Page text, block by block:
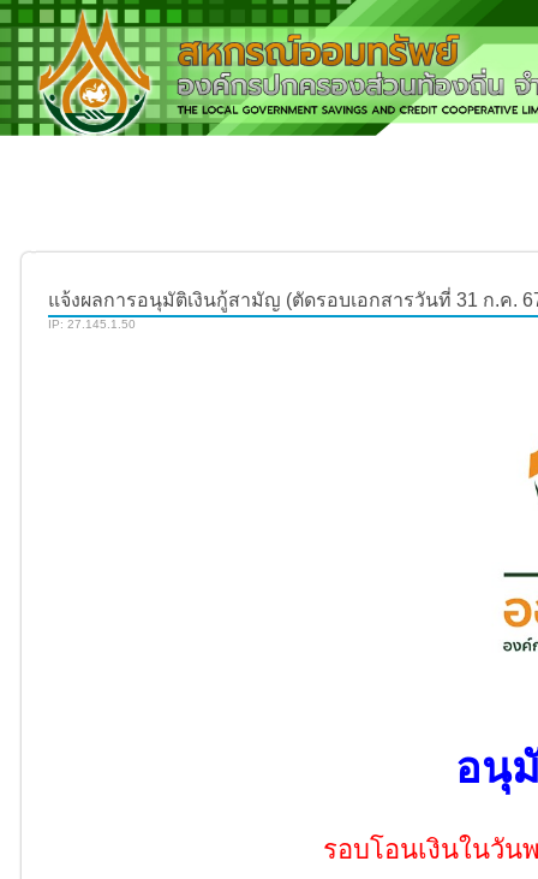
แจ้งผลการอนุมัติเงินกู้สามัญ (ตัดรอบเอกสารวันที่ 31 ก.ค.
IP: 27.145.1.50
อนุ
รอบโอนเงินในวัน